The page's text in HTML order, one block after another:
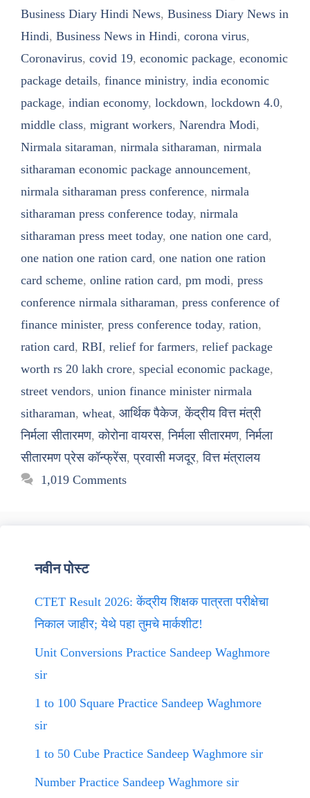
Business Diary Hindi News, Business Diary News in
Hindi, Business News in Hindi, corona virus,
Coronavirus, covid 19, economic package, economic
package details, finance ministry, india economic
package, indian economy, lockdown, lockdown 4.0,
middle class, migrant workers, Narendra Modi,
Nirmala sitaraman, nirmala sitharaman, nirmala
sitharaman economic package announcement,
nirmala sitharaman press conference, nirmala
sitharaman press conference today, nirmala
sitharaman press meet today, one nation one card,
one nation one ration card, one nation one ration
card scheme, online ration card, pm modi, press
conference nirmala sitharaman, press conference of
finance minister, press conference today, ration,
ration card, RBI, relief for farmers, relief package
worth rs 20 lakh crore, special economic package,
street vendors, union finance minister nirmala
sitharaman, wheat, आर्थिक पैकेज,केंद्रीय वित्त मंत्री
निर्मला सीतारमण,कोरोना वायरस,निर्मला सीतारमण,निर्मला
सीतारमण प्रेस कॉन्फ्रेंस,प्रवासी मजदूर,वित्त मंत्रालय
1,019 Comments
नवीन पोस्ट
CTET Result 2026: केंद्रीय शिक्षक पात्रता परीक्षेचा
निकाल जाहीर; येथे पहा तुमचे मार्कशीट!
Unit Conversions Practice Sandeep Waghmore
sir
1 to 100 Square Practice Sandeep Waghmore
sir
1 to 50 Cube Practice Sandeep Waghmore sir
Number Practice Sandeep Waghmore sir